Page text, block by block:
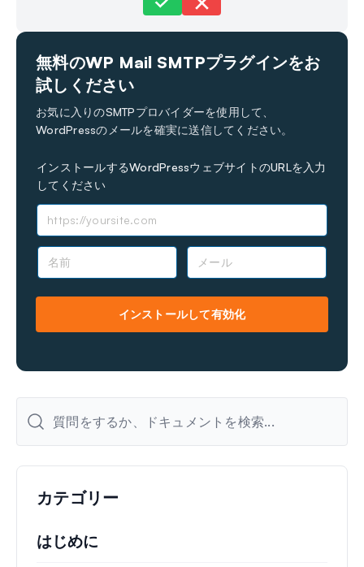
まだお困りですか？
最終更新日：2023年11月30日
無料のWP Mail SMTPプラグインをお
試しください
お気に入りのSMTPプロバイダーを使用して、
WordPressのメールを確実に送信してください。
インストールするWordPressウェブサイトのURLを入力
してください
名
メ
*
インストールして有効化
カテゴリー
はじめに